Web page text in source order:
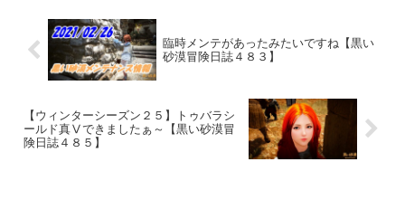
臨時メンテがあったみたいですね【黒い
砂漠冒険日誌４８３】
【ウィンターシーズン２５】トゥバラシ
ールド真Ⅴできましたぁ～【黒い砂漠冒
険日誌４８５】